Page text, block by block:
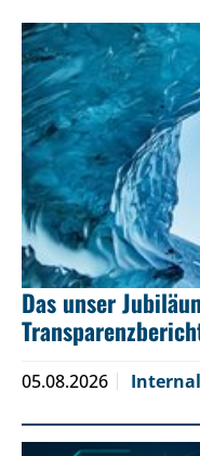
Das unser
05.08.2026 Internal